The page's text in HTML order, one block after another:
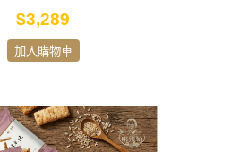
$3,289
加入購物車